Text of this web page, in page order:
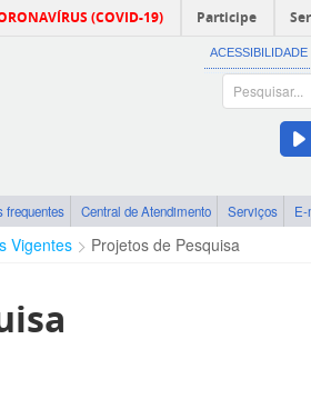
(COVID-19) Participe
ACESSIBILIDADE
frequentes Central de Atendimento Serviços E-
Vigentes Projetos de Pesquisa